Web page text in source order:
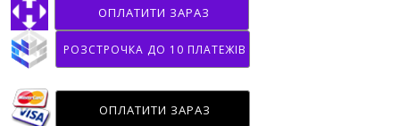
ОПЛАТИТИ ЗАРАЗ
РОЗСТРОЧКА ДО 10 ПЛАТЕЖІВ
ОПЛАТИТИ ЗАРАЗ